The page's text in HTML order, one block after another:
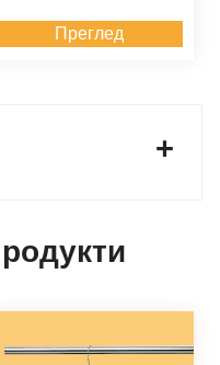
Преглед